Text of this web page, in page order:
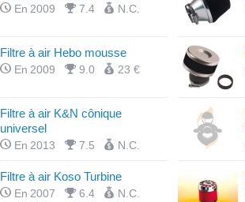
En 2009 7.4 N.C.
Filtre à air Hebo mousse
En 2009 9.0 23 €
Filtre à air K&N cônique
universel
En 2013 7.5 N.C.
Filtre à air Koso Turbine
En 2007 6.4 N.C.